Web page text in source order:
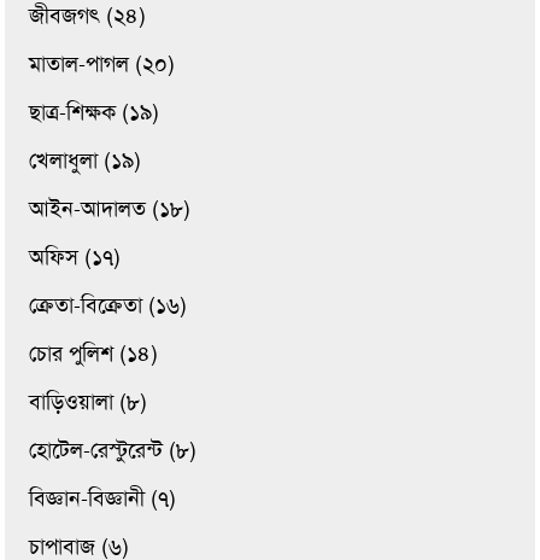
জীবজগৎ (২৪)
মাতাল-পাগল (২০)
ছাত্র-শিক্ষক (১৯)
খেলাধুলা (১৯)
আইন-আদালত (১৮)
অফিস (১৭)
ক্রেতা-বিক্রেতা (১৬)
চোর পুলিশ (১৪)
বাড়িওয়ালা (৮)
হোটেল-রেস্টুরেন্ট (৮)
বিজ্ঞান-বিজ্ঞানী (৭)
চাপাবাজ (৬)